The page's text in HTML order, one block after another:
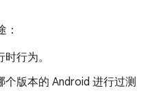
：
行为。
版本的 Android 进行过测